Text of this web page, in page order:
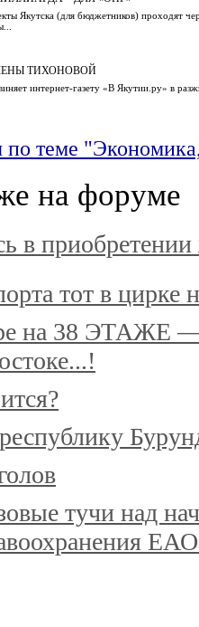
Якутска (для бюджетников) проходят
ТИХОНОВОЙ
интернет-газету «В Якутии.ру» в
по теме
на форуме
в
тот в цирке
на 38 ЭТАЖЕ
тучи над